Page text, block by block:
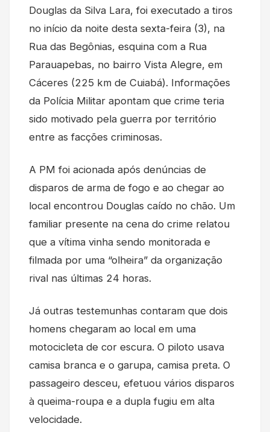
Douglas da Silva Lara, foi executado a tiros
no início da noite desta sexta-feira (3), na
Rua das Begônias, esquina com a Rua
Parauapebas, no bairro Vista Alegre, em
Cáceres (225 km de Cuiabá). Informações
da Polícia Militar apontam que crime teria
sido motivado pela guerra por território
entre as facções criminosas.
A PM foi acionada após denúncias de
disparos de arma de fogo e ao chegar ao
local encontrou Douglas caído no chão. Um
familiar presente na cena do crime relatou
que a vítima vinha sendo monitorada e
filmada por uma “olheira” da organização
rival nas últimas 24 horas.
Já outras testemunhas contaram que dois
homens chegaram ao local em uma
motocicleta de cor escura. O piloto usava
camisa branca e o garupa, camisa preta. O
passageiro desceu, efetuou vários disparos
à queima-roupa e a dupla fugiu em alta
velocidade.